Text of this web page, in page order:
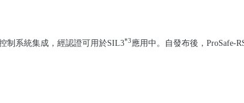
制系統集成，經認證可用於SIL3*3應用中。自發布後，ProSafe-